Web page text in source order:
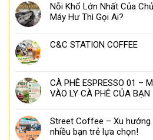
Nỗi Khổ Lớn Nhất Của
Máy Hư Thì Gọi Ai?
C&C STATION COFFEE
CÀ PHÊ ESPRESSO 01 –
VÀO LY CÀ PHÊ CỦA BẠN
Street Coffee – Xu
nhiều bạn trẻ lựa chọn!